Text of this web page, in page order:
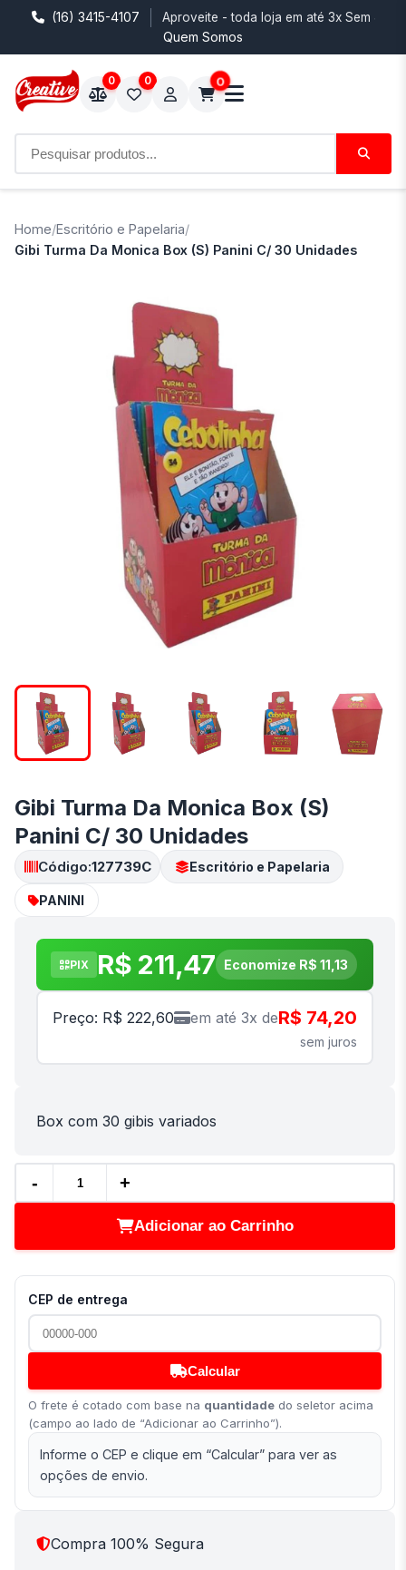
(16) 3415-4107 Aproveite - toda loja em até 3x Sem
Quem Somos
0 0 0
Home/Escritório e Papelaria/
Gibi Turma Da Monica Box (S) Panini C/ 30 Unidades
Gibi Turma Da Monica Box (S)
Panini C/ 30 Unidades
Código:127739C Escritório e Papelaria
PANINI
PIX R$ 211,47 Economize R$ 11,13
Preço: R$ 222,60 em até 3x deR$ 74,20
sem juros
Box com 30 gibis variados
- +
Adicionar ao Carrinho
CEP de entrega
Calcular
O frete é cotado com base na quantidade do seletor acima
(campo ao lado de “Adicionar ao Carrinho”).
Informe o CEP e clique em “Calcular” para ver as
opções de envio.
Compra 100% Segura